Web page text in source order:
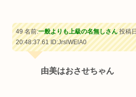
49 名前:一般よりも上級の名無しさん投稿
20:48:37.61ID:JrslWElA0
由美はおさせちゃん